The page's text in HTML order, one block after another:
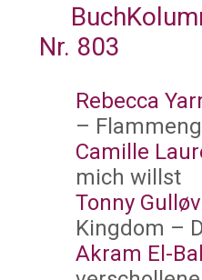
Nr. 803
Rebecca
–
Camille
mich willst
Tonny Gulløv
Kingdom –
Akram El-